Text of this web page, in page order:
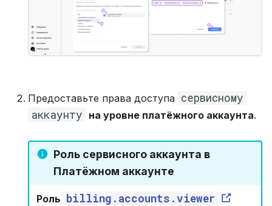
Предоставьте права доступа сервисному
аккаунту на уровне платёжного аккаунта.
Роль сервисного аккаунта в
Платёжном аккаунте
Роль billing.accounts.viewer